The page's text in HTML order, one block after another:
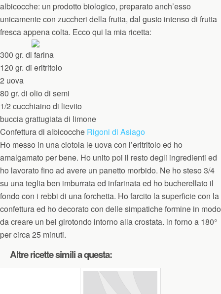
albicocche: un prodotto biologico, preparato anch’esso
unicamente con zuccheri della frutta, dal gusto intenso di frutta
fresca appena colta. Ecco qui la mia ricetta:
300 gr. di farina
120 gr. di eritritolo
2 uova
80 gr. di olio di semi
1/2 cucchiaino di lievito
buccia grattugiata di limone
Confettura di albicocche Rigoni di Asiago
Ho messo in una ciotola le uova con l’eritritolo ed ho
amalgamato per bene. Ho unito poi il resto degli ingredienti ed
ho lavorato fino ad avere un panetto morbido. Ne ho steso 3/4
su una teglia ben imburrata ed infarinata ed ho bucherellato il
fondo con i rebbi di una forchetta. Ho farcito la superficie con la
confettura ed ho decorato con delle simpatiche formine in modo
da creare un bel girotondo intorno alla crostata. in forno a 180°
per circa 25 minuti.
Altre ricette simili a questa: